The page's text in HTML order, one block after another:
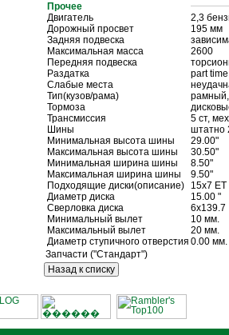
Прочее
Двигатель
2,3
Дорожный просвет
195 мм
Задняя подвеска
Максимальная масса
2600
Передняя подвеска
Раздатка
part time
Слабые места
Тип(кузов/рама)
Тормоза
Трансмиссия
5 ст,
Шины
штатно
Минимальная высота шины
29.00"
Максимальная высота шины
30.50"
Минимальная ширина шины
8.50"
Максимальная ширина шины
9.50"
Подходящие диски(описание)
15x7 ET
Диаметр диска
15.00 "
Сверловка диска
6x139.7
Минимальный вылет
10 мм.
Максимальный вылет
20 мм.
Диаметр ступичного отверстия 0.00 мм.
Запчасти ("Стандарт")